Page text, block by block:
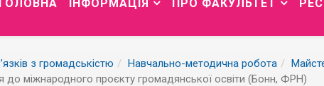
ГОЛОВНА ІНФОРМАЦІЯ ПРО ФАКУЛЬТЕТ
з громадськістю Навчально-методична робота
міжнародного проєкту громадянської освіти (Бонн, ФРН)